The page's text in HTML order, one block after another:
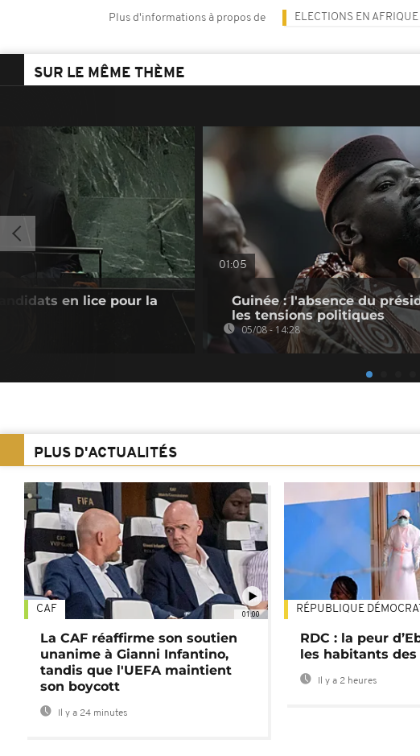
Plus d'informations à propos de ELECTIONS EN AFRIQUE
SUR LE MÊME THÈME
en lice pour la
01:05
Guinée : l'absence du
les tensions politiques
05/08 - 14:28
PLUS D'ACTUALITÉS
01:00
CAF
La CAF réaffirme son soutien
unanime à Gianni Infantino,
tandis que l'UEFA maintient
son boycott
Il y a 24 minutes
RÉPUBLIQUE
RDC : la peur
les habitants
Il y a 2 heures